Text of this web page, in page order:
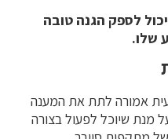
לספק הגנה טובה
שלו.
אמורה לתת את המענה
מנת שיוכל לפעול בצורה